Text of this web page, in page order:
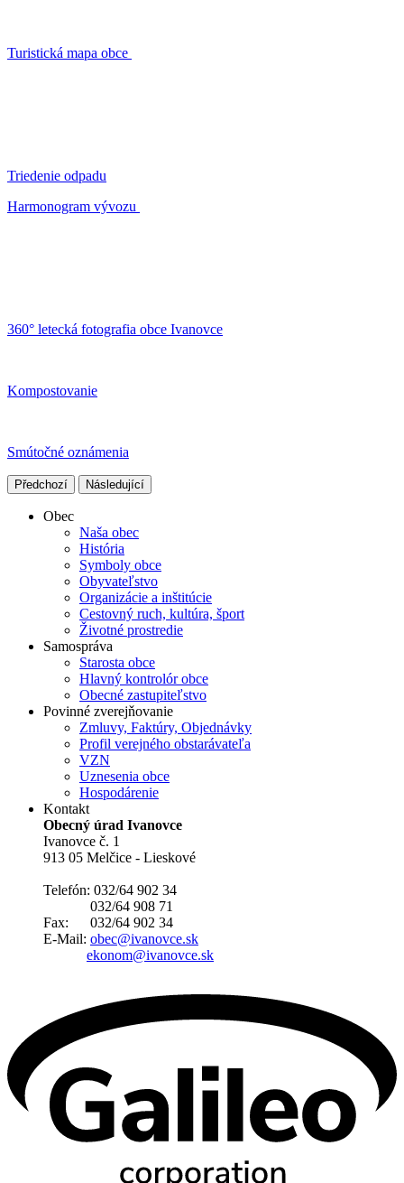
Turistická mapa obce
Triedenie odpadu
Harmonogram vývozu
360° letecká fotografia obce Ivanovce
Kompostovanie
Smútočné oznámenia
Předchozí Následující
Obec
Naša obec
História
Symboly obce
Obyvateľstvo
Organizácie a inštitúcie
Cestovný ruch, kultúra, šport
Životné prostredie
Samospráva
Starosta obce
Hlavný kontrolór obce
Obecné zastupiteľstvo
Povinné zverejňovanie
Zmluvy, Faktúry, Objednávky
Profil verejného obstarávateľa
VZN
Uznesenia obce
Hospodárenie
Kontakt
Obecný úrad Ivanovce
Ivanovce č. 1
913 05 Melčice - Lieskové
Telefón: 032/64 902 34
032/64 908 71
Fax: 032/64 902 34
E-Mail: obec@ivanovce.sk
ekonom@ivanovce.sk